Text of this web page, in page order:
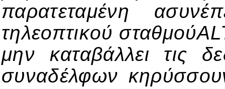
παρατεταμένη
τηλεοπτικού σταθμού
μην καταβάλλει τις
συναδέλφων